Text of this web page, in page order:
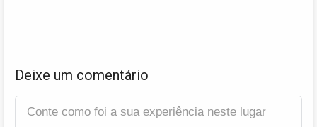
Deixe um comentário